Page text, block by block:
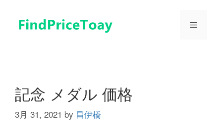
メ
記念 メダル 価格
3月 31, 2021 by 昌伊橋